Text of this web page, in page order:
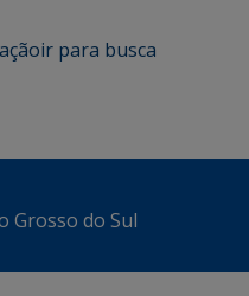
ir para busca
Grosso do Sul